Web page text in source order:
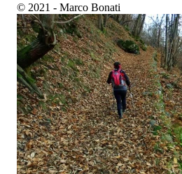
© 2021 - Marco Bonati